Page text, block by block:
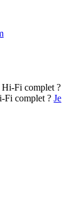
Fi complet ? Je